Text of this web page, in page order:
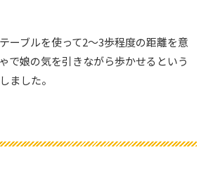
ーブルを使って2〜3歩程度の距離を意
で娘の気を引きながら歩かせるという
ました。